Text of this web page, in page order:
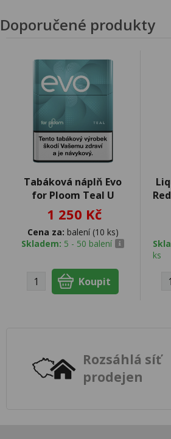
Doporučené produkty
Tabáková náplň Evo
for Ploom Teal U
1 250 Kč
Cena za: balení (10 ks)
Skladem: 5 - 50 balení
ks
Rozsáhlá síť
prodejen